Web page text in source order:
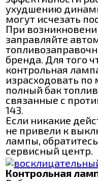
ухудшению
могут исчезать
При
заправляйте
бренда. Для того
контрольная
израсходовать
полный бак
связанные с
143.
Если никакие
не привели к
лампы,
сервисный центр.
Контрольная